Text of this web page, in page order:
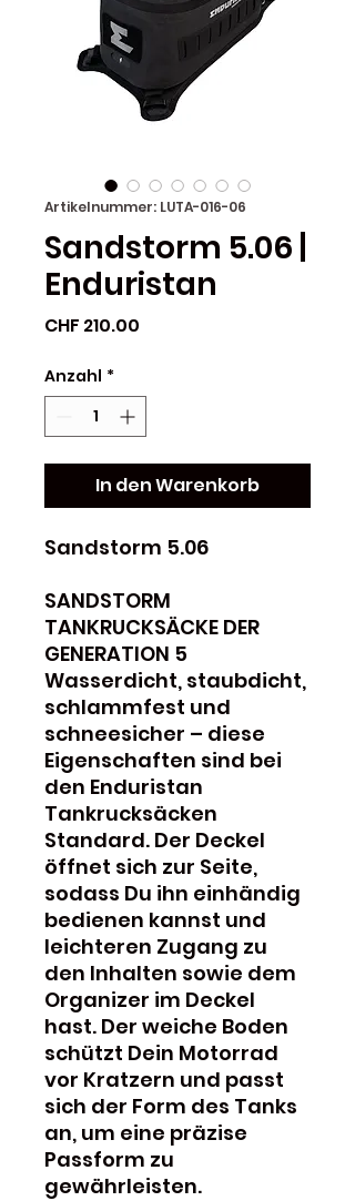
Artikelnummer: LUTA-016-06
Sandstorm 5.06 |
Enduristan
CHF 210.00
Anzahl *
In den Warenkorb
Sandstorm 5.06
SANDSTORM
TANKRUCKSÄCKE DER
GENERATION 5
Wasserdicht, staubdicht,
schlammfest und
schneesicher – diese
Eigenschaften sind bei
den Enduristan
Tankrucksäcken
Standard. Der Deckel
öffnet sich zur Seite,
sodass Du ihn einhändig
bedienen kannst und
leichteren Zugang zu
den Inhalten sowie dem
Organizer im Deckel
hast. Der weiche Boden
schützt Dein Motorrad
vor Kratzern und passt
sich der Form des Tanks
an, um eine präzise
Passform zu
gewährleisten.